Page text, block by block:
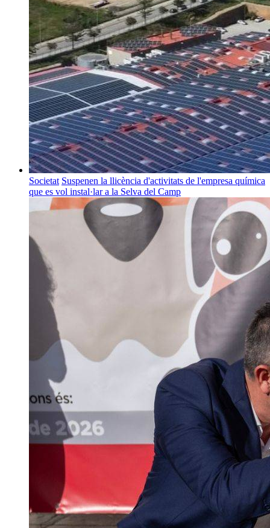
Societat Suspenen la llicència d'activitats de l'empresa química
que es vol instal·lar a la Selva del Camp